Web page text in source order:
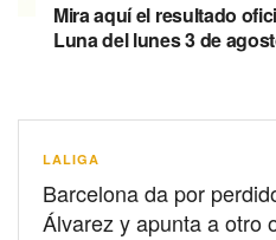
Mira aquí el resultado
Luna del lunes 3 de
LALIGA
Barcelona da por
Álvarez y apunta a otro